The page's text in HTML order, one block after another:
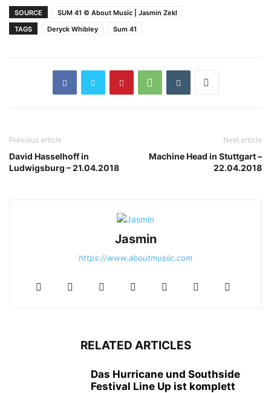
SOURCE
SUM 41 © About Musïc | Jasmin Zekl
TAGS
Deryck Whibley Sum 41
Previous article
David Hasselhoff in
Ludwigsburg – 21.04.2018
Next article
Machine Head in Stuttgart –
22.04.2018
Jasmin
https://www.aboutmusiic.com
RELATED ARTICLES
Das Hurricane und Southside
Festival Line Up ist komplett